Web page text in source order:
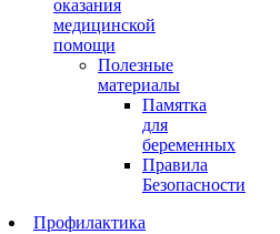
оказания
медицинской
помощи
Полезные
материалы
Памятка
для
беременных
Правила
Безопасности
Профилактика